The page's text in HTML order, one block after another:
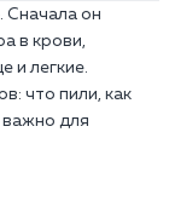
Сначала он
в крови,
и легкие.
что пили, как
важно для